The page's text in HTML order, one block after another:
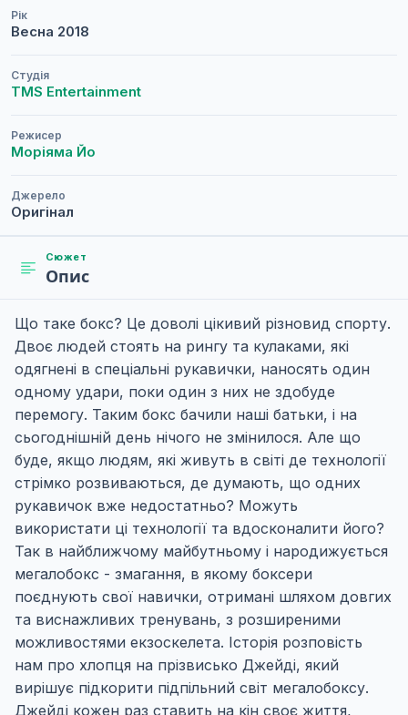
Рік
Весна 2018
Студія
TMS Entertainment
Режисер
Моріяма Йо
Джерело
Оригінал
Сюжет
Опис
Що таке бокс? Це доволі цікивий різновид спорту.
Двоє людей стоять на рингу та кулаками, які
одягнені в спеціальні рукавички, наносять один
одному удари, поки один з них не здобуде
перемогу. Таким бокс бачили наші батьки, і на
сьогоднішній день нічого не змінилося. Але що
буде, якщо людям, які живуть в світі де технології
стрімко розвиваються, де думають, що одних
рукавичок вже недостатньо? Можуть
використати ці технології та вдосконалити його?
Так в найближчому майбутньому і народижується
мегалобокс - змагання, в якому боксери
поєднують свої навички, отримані шляхом довгих
та виснажливих тренувань, з розширеними
можливостями екзоскелета. Історія розповість
нам про хлопця на прізвисько Джейді, який
вирішує підкорити підпільний світ мегалобоксу.
Джейді кожен раз ставить на кін своє життя,